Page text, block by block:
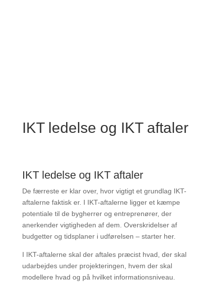
IKT ledelse og IKT aftaler
IKT ledelse og IKT aftaler
De færreste er klar over, hvor vigtigt et grundlag IKT-
aftalerne faktisk er. I IKT-aftalerne ligger et kæmpe
potentiale til de bygherrer og entreprenører, der
anerkender vigtigheden af dem. Overskridelser af
budgetter og tidsplaner i udførelsen – starter her.
I IKT-aftalerne skal der aftales præcist hvad, der skal
udarbejdes under projekteringen, hvem der skal
modellere hvad og på hvilket informationsniveau.